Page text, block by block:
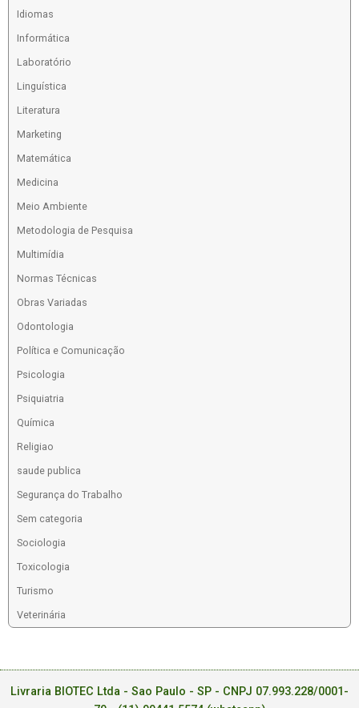
Idiomas
Informática
Laboratório
Linguística
Literatura
Marketing
Matemática
Medicina
Meio Ambiente
Metodologia de Pesquisa
Multimídia
Normas Técnicas
Obras Variadas
Odontologia
Política e Comunicação
Psicologia
Psiquiatria
Química
Religiao
saude publica
Segurança do Trabalho
Sem categoria
Sociologia
Toxicologia
Turismo
Veterinária
Livraria BIOTEC Ltda - Sao Paulo - SP - CNPJ 07.993.228/0001-